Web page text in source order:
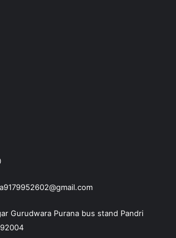
Gurudwara Purana bus stand Pandri